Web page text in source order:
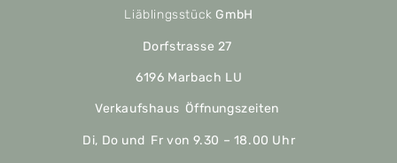
Liäblingsstück GmbH
Dorfstrasse 27
6196 Marbach LU
Verkaufshaus Öffnungszeiten
Di, Do und Fr von 9.30 – 18.00 Uhr